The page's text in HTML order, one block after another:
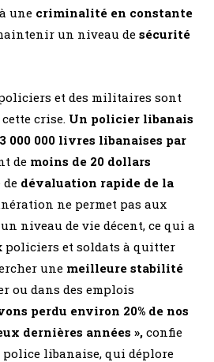
une criminalité en constante
un niveau de sécurité
et des militaires sont
crise. Un policier libanais
000 000 livres libanaises par
de moins de 20 dollars
dévaluation rapide de la
ne permet pas aux
niveau de vie décent, ce qui a
policiers et soldats à quitter
une meilleure stabilité
ou dans des emplois
perdu environ 20% de nos
dernières années », confie
police libanaise, qui déplore